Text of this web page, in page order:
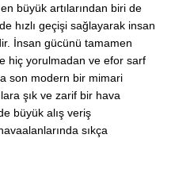
büyük artılarından biri de
hızlı geçişi sağlayarak insan
İnsan gücünü tamamen
hiç yorulmadan ve efor sarf
son modern bir mimari
şık ve zarif bir hava
büyük alış veriş
sıkça